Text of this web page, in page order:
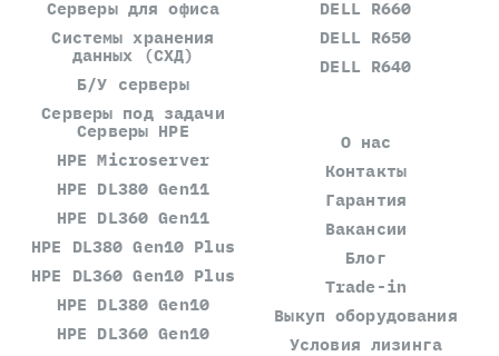
Серверы для офиса
Системы хранения
данных (СХД)
Б/У серверы
Серверы под задачи
DELL R660
DELL R650
DELL R640
Серверы HPE
HPE Microserver
HPE DL380 Gen11
HPE DL360 Gen11
HPE DL380 Gen10 Plus
HPE DL360 Gen10 Plus
HPE DL380 Gen10
HPE DL360 Gen10
О нас
Контакты
Гарантия
Вакансии
Блог
Trade-in
Выкуп оборудования
Условия лизинга